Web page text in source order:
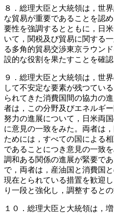
８．総理大臣と大統領は，世
な貿易が重要であることを認
要性を強調するとともに，日
いて，関税及び貿易に関する
る多角的貿易交渉東京ラウン
設的な役割を果たすことを確認
９．総理大臣と大統領は，世
して不安定な要素が残つてい
られてきた消費国間の協力の
者は，この分野及びエネルギ
努力の進展について，日米両
に意見の一致をみた。両者は
ためには，すべての国による
であることにつき意見の一致
調和ある関係の進展が緊要で
で，両者は，産油国と消費国
現在とられている措置を歓迎
り一段と強化し，調整すると
１０．総理大臣と大統領は，